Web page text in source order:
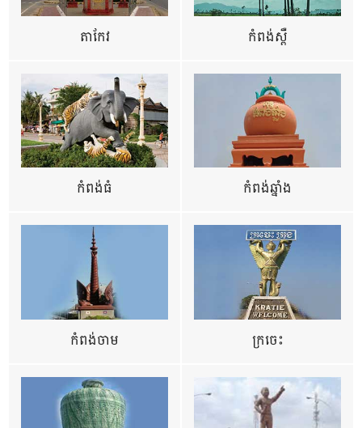
តាកែវ កំពង់ស្ពឺ
កំពង់ធំ កំពង់ឆ្នាំង
កំពង់ចាម ក្រចេះ